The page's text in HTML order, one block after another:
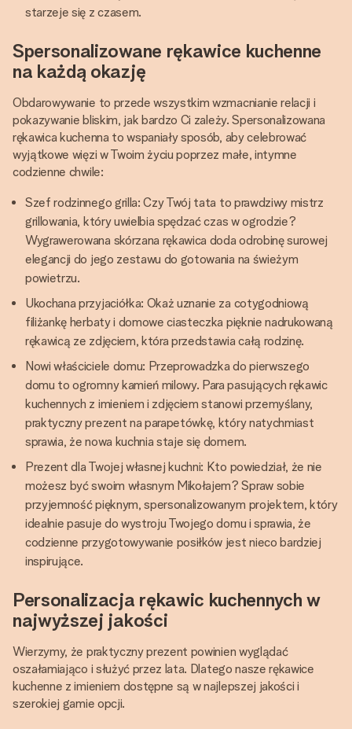
starzeje się z czasem.
Spersonalizowane rękawice kuchenne
na każdą okazję
Obdarowywanie to przede wszystkim wzmacnianie relacji i
pokazywanie bliskim, jak bardzo Ci zależy. Spersonalizowana
rękawica kuchenna to wspaniały sposób, aby celebrować
wyjątkowe więzi w Twoim życiu poprzez małe, intymne
codzienne chwile:
Szef rodzinnego grilla: Czy Twój tata to prawdziwy mistrz
grillowania, który uwielbia spędzać czas w ogrodzie?
Wygrawerowana skórzana rękawica doda odrobinę surowej
elegancji do jego zestawu do gotowania na świeżym
powietrzu.
Ukochana przyjaciółka: Okaż uznanie za cotygodniową
filiżankę herbaty i domowe ciasteczka pięknie nadrukowaną
rękawicą ze zdjęciem, która przedstawia całą rodzinę.
Nowi właściciele domu: Przeprowadzka do pierwszego
domu to ogromny kamień milowy. Para pasujących rękawic
kuchennych z imieniem i zdjęciem stanowi przemyślany,
praktyczny prezent na parapetówkę, który natychmiast
sprawia, że nowa kuchnia staje się domem.
Prezent dla Twojej własnej kuchni: Kto powiedział, że nie
możesz być swoim własnym Mikołajem? Spraw sobie
przyjemność pięknym, spersonalizowanym projektem, który
idealnie pasuje do wystroju Twojego domu i sprawia, że
codzienne przygotowywanie posiłków jest nieco bardziej
inspirujące.
Personalizacja rękawic kuchennych w
najwyższej jakości
Wierzymy, że praktyczny prezent powinien wyglądać
oszałamiająco i służyć przez lata. Dlatego nasze rękawice
kuchenne z imieniem dostępne są w najlepszej jakości i
szerokiej gamie opcji.